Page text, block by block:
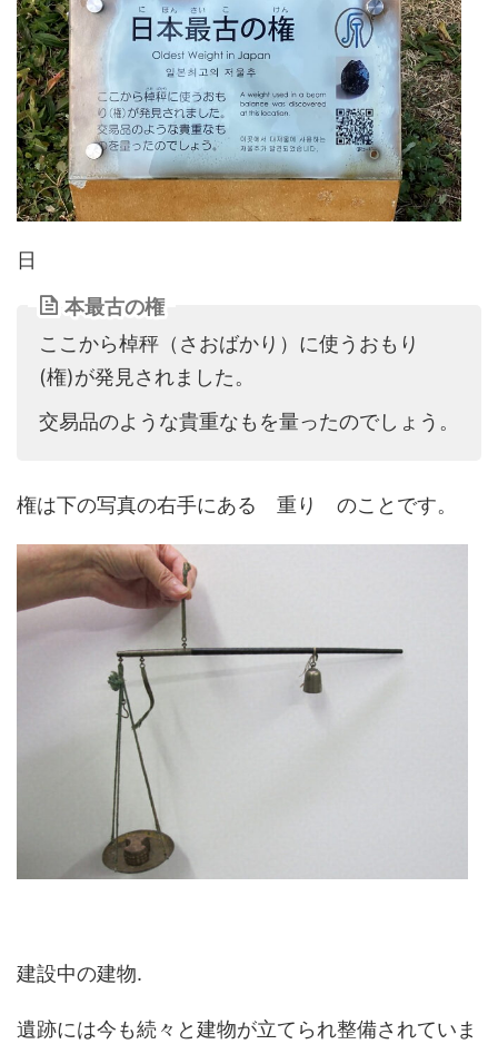
日
本最古の権
ここから棹秤（さおばかり）に使うおもり
(権)が発見されました。
交易品のような貴重なもを量ったのでしょう。
権は下の写真の右手にある 重り のことです。
建設中の建物.
遺跡には今も続々と建物が立てられ整備されていま